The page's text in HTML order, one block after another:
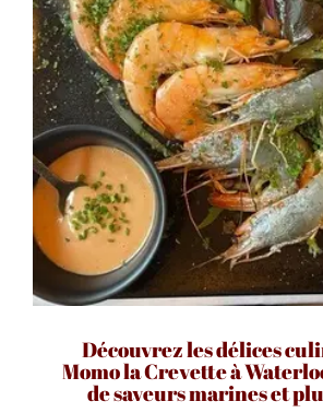
Découvrez les délices
Momo la Crevette à
de saveurs marines et